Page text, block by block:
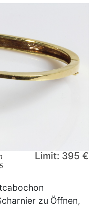
Limit: 395 €
zu Öffnen,